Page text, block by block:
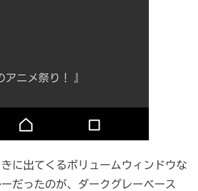
に出てくるボリュームウィンドウな
だったのが、ダークグレーベース